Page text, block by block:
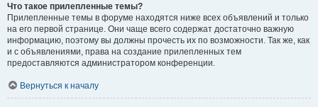
Что такое прилепленные темы?
Прилепленные темы в форуме находятся ниже всех объявлений и только
на его первой странице. Они чаще всего содержат достаточно важную
информацию, поэтому вы должны прочесть их по возможности. Так же, как
и с объявлениями, права на создание прилепленных тем
предоставляются администратором конференции.
Вернуться к началу